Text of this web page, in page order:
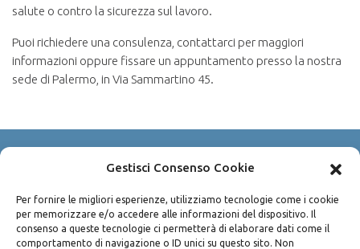
Gestisci Consenso Cookie
Per fornire le migliori esperienze, utilizziamo tecnologie come i cookie
per memorizzare e/o accedere alle informazioni del dispositivo. Il
consenso a queste tecnologie ci permetterà di elaborare dati come il
comportamento di navigazione o ID unici su questo sito. Non
salute o contro la sicurezza sul lavoro.
Puoi richiedere una consulenza, contattarci per maggiori
informazioni oppure fissare un appuntamento presso la nostra
sede di Palermo, in Via Sammartino 45.
P.IVA 04490100825
Via Sammartino n. 45 - 90141 Palermo
Privacy policy/Cookie policy